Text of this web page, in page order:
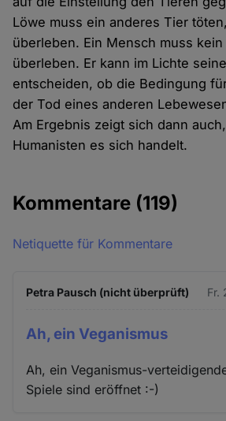
Löwe muss ein anderes Tier
überleben. Ein Mensch muss
überleben. Er kann im Lichte
entscheiden, ob die Bedingung
der Tod eines anderen
Am Ergebnis zeigt sich dann
Humanisten es sich handelt.
Kommentare (119)
Netiquette für Kommentare
Petra Pausch (nicht überprüft) Fr.
Ah, ein Veganismus
Ah, ein Veganismus-
Spiele sind eröffnet :-)